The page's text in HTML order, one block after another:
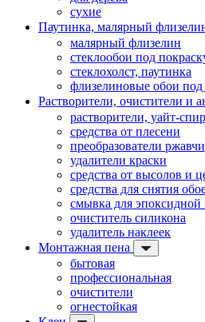
сухие
Паутинка, малярный
малярный флизелин
стеклообои под
стеклохолст, паутинка
флизелиновые обои под
Растворители, очистители и
растворители, уайт-
средства от плесени
преобразователи
удалители краски
средства от высолов и
средства для снятия
смывка для эпоксидной
очиститель силикона
удалитель наклеек
Монтажная пена
бытовая
профессиональная
очистители
огнестойкая